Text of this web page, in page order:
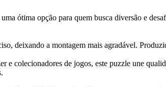
ótima opção para quem busca diversão e
deixando a montagem mais agradável.
e colecionadores de jogos, este puzzle une